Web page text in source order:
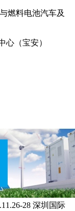
燃料电池汽车及
心（宝安）
28 深圳国际